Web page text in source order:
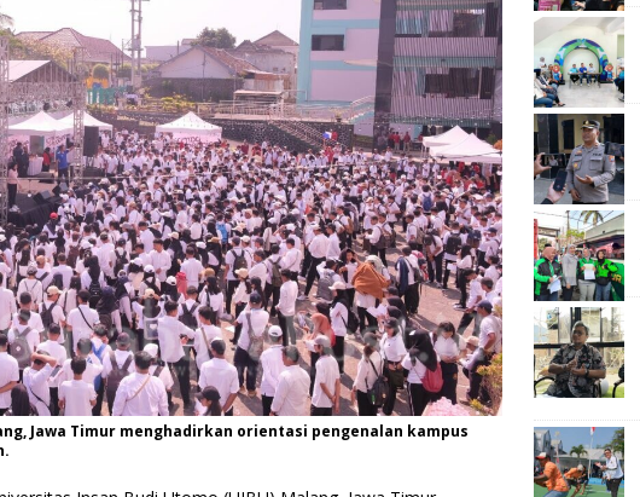
Jawa Timur menghadirkan orientasi pengenalan kampus